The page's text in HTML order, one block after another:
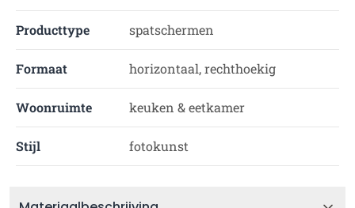
Producttype spatschermen
Formaat horizontaal, rechthoekig
Woonruimte keuken & eetkamer
Stijl fotokunst